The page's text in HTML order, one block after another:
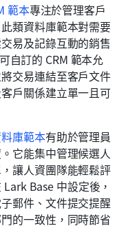
範本專注於管理客戶
類資料庫範本對需要
易及記錄互動的銷售
自訂的 CRM 範本允
交易連結至客戶文件
戶關係建立單一且可
庫範本有助於管理員
它能集中管理候選人
讓人資團隊能輕鬆評
Base 中設定後，
郵件、文件提交提醒
的一致性，同時節省